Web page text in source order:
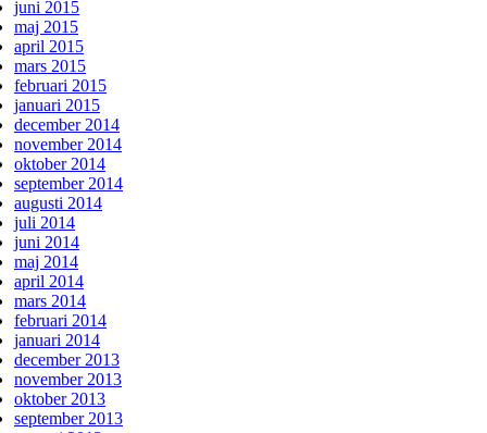
juni 2015
maj 2015
april 2015
mars 2015
februari 2015
januari 2015
december 2014
november 2014
oktober 2014
september 2014
augusti 2014
juli 2014
juni 2014
maj 2014
april 2014
mars 2014
februari 2014
januari 2014
december 2013
november 2013
oktober 2013
september 2013